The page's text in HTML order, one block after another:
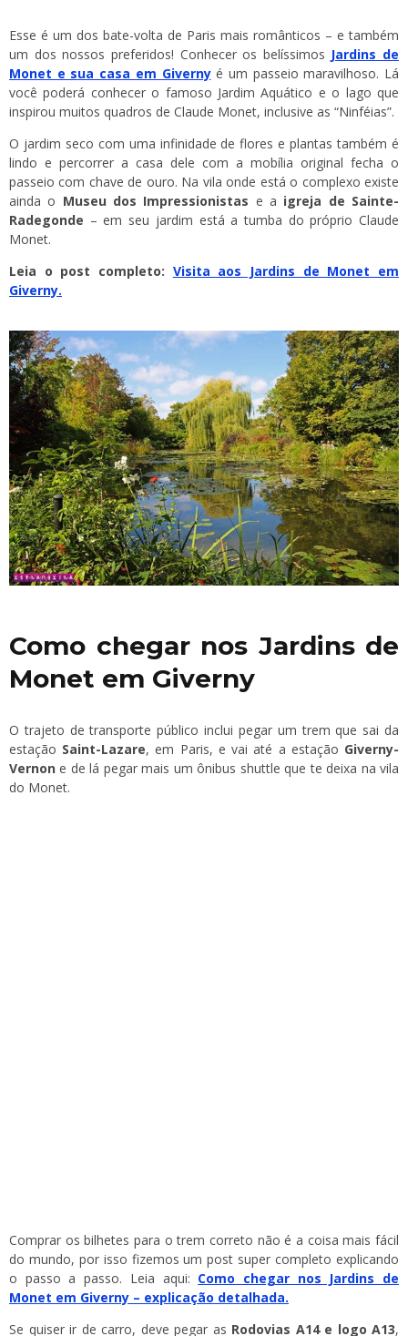
Esse é um dos bate-volta de Paris mais românticos – e também
um dos nossos preferidos! Conhecer os belíssimos Jardins de
Monet e sua casa em Givernyé um passeio maravilhoso. Lá
você poderá conhecer o famoso Jardim Aquático e o lago que
inspirou muitos quadros de Claude Monet, inclusive as “Ninféias”.
O jardim seco com uma infinidade de flores e plantas também é
lindo e percorrer a casa dele com a mobília original fecha o
passeio com chave de ouro. Na vila onde está o complexo existe
ainda o Museu dos Impressionistas e a igreja de Sainte-
Radegonde – em seu jardim está a tumba do próprio Claude
Monet.
Leia o post completo: Visita aos Jardins de Monet em
Giverny.
Como chegar nos Jardins de
Monet em Giverny
O trajeto de transporte público inclui pegar um trem que sai da
estação Saint-Lazare, em Paris, e vai até a estação Giverny-
Vernon e de lá pegar mais um ônibus shuttle que te deixa na vila
do Monet.
Comprar os bilhetes para o trem correto não é a coisa mais fácil
do mundo, por isso fizemos um post super completo explicando
o passo a passo. Leia aqui: Como chegar nos Jardins de
Monet em Giverny – explicação detalhada.
Se quiser ir de carro, deve pegar as Rodovias A14 e logo A13,